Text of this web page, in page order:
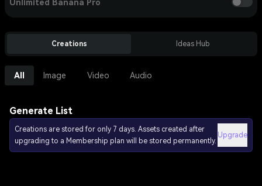
Unlimited Banana Pro
Creations Ideas Hub
All Image Video Audio
Generate List
Creations are stored for only 7 days. Assets created after
upgrading to a Membership plan will be stored permanently.
Upgrade